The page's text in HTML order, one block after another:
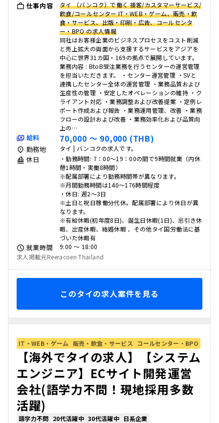
仕事内容
タイ （バンコク）で働く 接客/カスタマーサービス/
飲食/コールセンター IT・WEB・ゲーム、販売・飲
食・サービス、出版・印刷・広告、コールセンタ
ー・BPO の求人情報
同社はお客様企業のビジネスプロセスをコスト削減
と売上拡大の両面から支援するサービスをアジアを
中心に世界31カ国・169の拠点で展開しています。
業務内容 : BtoB受注業務を行うセンターの運営管理
を担当いただきます。 ・センター運営管理 ・SVと
連携したセンター全体の運営管理 ・業務品質および
生産性の管理 ・安定したオペレーションの維持 ・ク
ライアント対応 ・業務調整および改善提案 ・定例レ
ポート作成および報告 ・業務運用管理、改善 ・業務
フローの設計および改善 ・業務効率化および品質向
上の…
給料 70,000 〜 90,000 (THB)
勤務地 タイ | バンコクの求人です。
休日
・勤務時間: 7：00～19：00の間で9時間就業（内休
憩1時間・実働8時間）
※配属部署により勤務時間帯が異なります。
※月間勤務時間は140～176時間程度
・休日: 週2～3日
※土日と祝日稼働分代休。配属部署により休日が異
なります。
※有給休暇(初年度8日)、誕生日休暇(1日)、忌引き休
暇、出産休暇、結婚休暇 、その他タイ国労働法に基
づいた休暇有
就業時間
9:00 〜 18:00
求人掲載元Reeracoen Thailand
このタイの求人案件を見る
IT・WEB・ゲーム 販売・飲食・サービス コールセンター・BPO
【海外でタイの求人】【システム
エンジニア】ECサイト開発運営
会社(語学力不問！現地採用多数
活躍)
語学力不問 20代活躍中 30代活躍中 日系企業